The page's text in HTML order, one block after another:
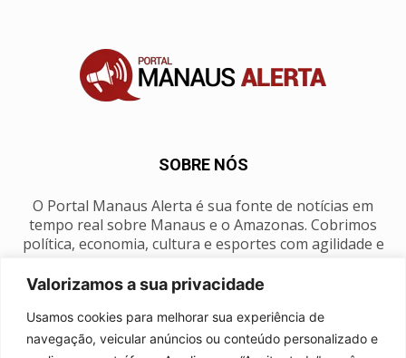
Valorizamos a sua privacidade
Usamos cookies para melhorar sua experiência de
navegação, veicular anúncios ou conteúdo personalizado e
SOBRE NÓS
O Portal Manaus Alerta é sua fonte de notícias em
tempo real sobre Manaus e o Amazonas. Cobrimos
política, economia, cultura e esportes com agilidade e